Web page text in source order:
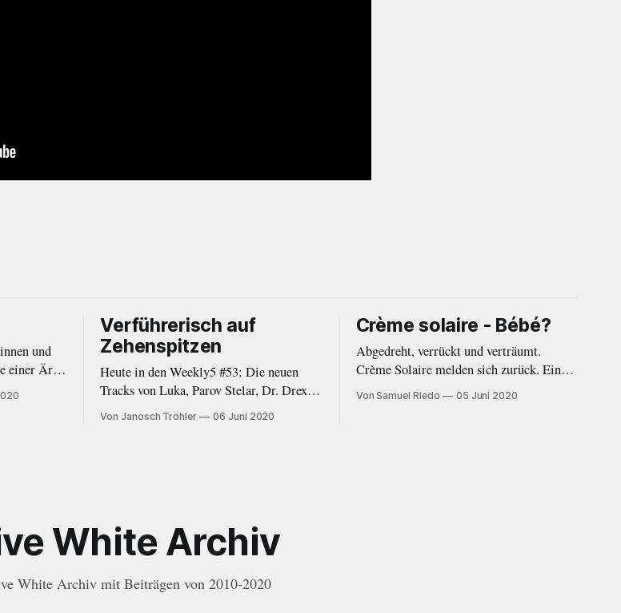
und
Verführerisch auf
Zehenspitzen
Heute in den Weekly5 #53: Die neuen
Tracks von Luka, Parov Stelar, Dr. Drexler
Project, Cigarettes After Sex und
Von Janosch Tröhler 06 Juni 2020
Crème solaire - Bébé?
Abgedreht, verrückt und verträumt.
Crème Solaire melden sich zurück. Ein
Jahr nach dem Erstling «Bleu c’est bien»
Von Samuel Riedo 05 Juni 2020
White Archiv
White Archiv mit Beiträgen von 2010-2020